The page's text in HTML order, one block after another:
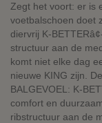
Zegt het voort: er is
voetbalschoen doet
diervrij K-
structuur aan de
komt niet elke dag
nieuwe KING zijn.
BALGEVOEL: K-
comfort en
ribstructuur aan de